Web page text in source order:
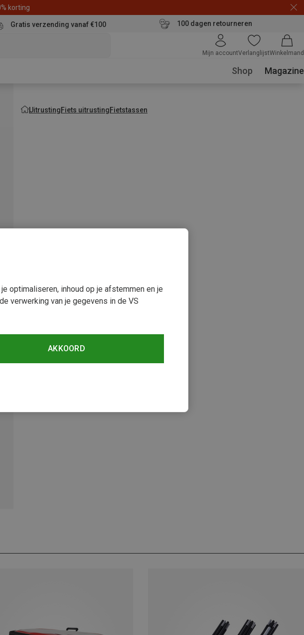
korting
Gratis verzending vanaf €100 100 dagen retourneren
Mijn accountVerlanglijstWinkelmand
Shop Magazine
UitrustingFiets uitrustingFietstassen
optimaliseren, inhoud op je afstemmen en je
verwerking van je gegevens in de VS
AKKOORD